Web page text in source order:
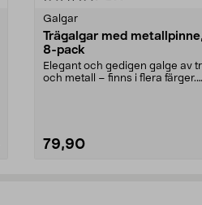
Galgar
Trägalgar med
8-pack
Elegant och gedigen galge av
och metall – finns i flera färger.
79,90